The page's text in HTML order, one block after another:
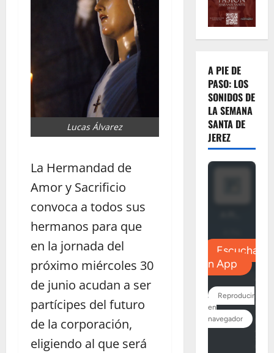
Lucas Álvarez
La Hermandad de
Amor y Sacrificio
convoca a todos sus
hermanos para que
en la jornada del
próximo miércoles 30
de junio acudan a ser
partícipes del futuro
de la corporación,
eligiendo al que será
A PIE DE
PASO: LOS
SONIDOS DE
LA SEMANA
SANTA DE
JEREZ